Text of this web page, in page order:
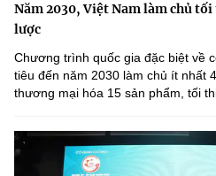
Năm 2030, Việt Nam làm chủ
lược
Chương trình quốc gia đặc biệt về
tiêu đến năm 2030 làm chủ ít nhất
thương mại hóa 15 sản phẩm, tối